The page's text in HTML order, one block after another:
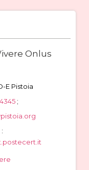
Onlus
E Pistoia
;